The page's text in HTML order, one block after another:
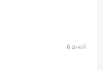
6 дней